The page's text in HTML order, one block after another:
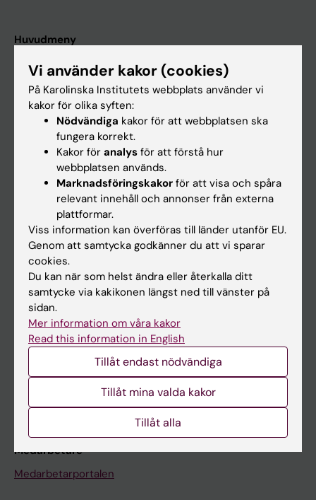
Huvudmeny
Utbildning
Forskarutbildning
Forskning
På gång
Kalender
Student
Ladok
Canvas
Schema
Kurs- och programwebbar
Student på KI
Medarbetare
Medarbetarportalen
Vi använder kakor (cookies)
På Karolinska Institutets webbplats använder vi
kakor för olika syften:
Nödvändiga kakor för att webbplatsen ska
fungera korrekt.
Kakor för analys för att förstå hur
webbplatsen används.
Marknadsföringskakor för att visa och spåra
relevant innehåll och annonser från externa
plattformar.
Viss information kan överföras till länder utanför EU.
Genom att samtycka godkänner du att vi sparar
cookies.
Du kan när som helst ändra eller återkalla ditt
samtycke via kakikonen längst ned till vänster på
sidan.
Mer information om våra kakor
Read this information in English
Tillåt endast nödvändiga
Tillåt mina valda kakor
Tillåt alla